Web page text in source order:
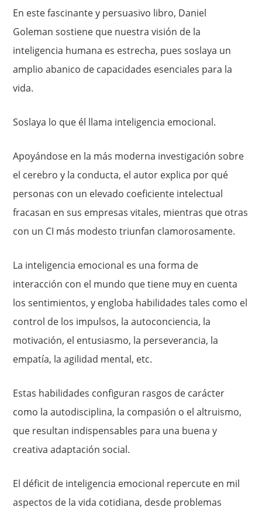
En este fascinante y persuasivo libro, Daniel
Goleman sostiene que nuestra visión de la
inteligencia humana es estrecha, pues soslaya un
amplio abanico de capacidades esenciales para la
vida.
Soslaya lo que él llama inteligencia emocional.
Apoyándose en la más moderna investigación sobre
el cerebro y la conducta, el autor explica por qué
personas con un elevado coeficiente intelectual
fracasan en sus empresas vitales, mientras que otras
con un CI más modesto triunfan clamorosamente.
La inteligencia emocional es una forma de
interacción con el mundo que tiene muy en cuenta
los sentimientos, y engloba habilidades tales como el
control de los impulsos, la autoconciencia, la
motivación, el entusiasmo, la perseverancia, la
empatía, la agilidad mental, etc.
Estas habilidades configuran rasgos de carácter
como la autodisciplina, la compasión o el altruismo,
que resultan indispensables para una buena y
creativa adaptación social.
El déficit de inteligencia emocional repercute en mil
aspectos de la vida cotidiana, desde problemas